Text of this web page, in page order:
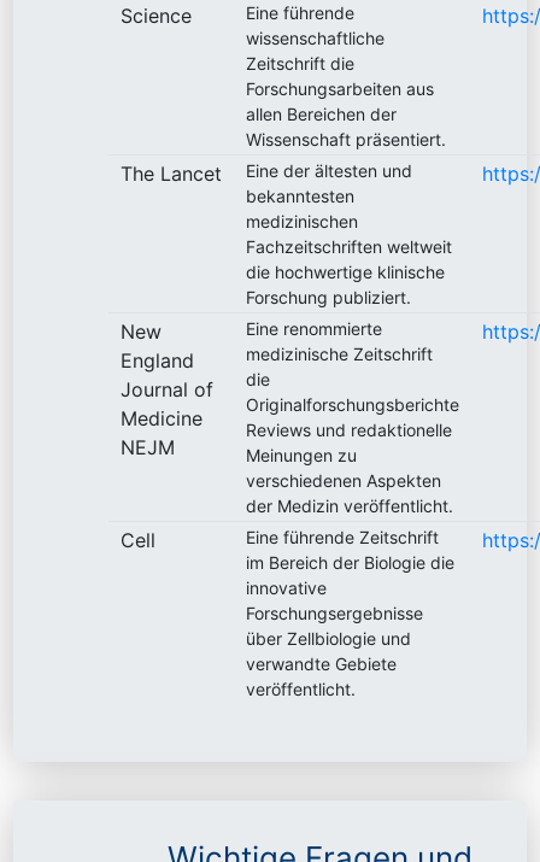
Science
Eine führende
wissenschaftliche
Zeitschrift die
Forschungsarbeiten aus
allen Bereichen der
Wissenschaft präsentiert.
The Lancet
Eine der ältesten und
bekanntesten
medizinischen
Fachzeitschriften weltweit
die hochwertige klinische
Forschung publiziert.
New
England
Journal of
Medicine
NEJM
Eine renommierte
medizinische Zeitschrift
die
Originalforschungsberichte
Reviews und redaktionelle
Meinungen zu
verschiedenen Aspekten
der Medizin veröffentlicht.
Cell
Eine führende Zeitschrift
im Bereich der Biologie die
innovative
Forschungsergebnisse
über Zellbiologie und
verwandte Gebiete
veröffentlicht.